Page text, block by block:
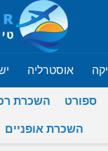
אוסטרליה
ספורט השכרת
השכרת אופניים